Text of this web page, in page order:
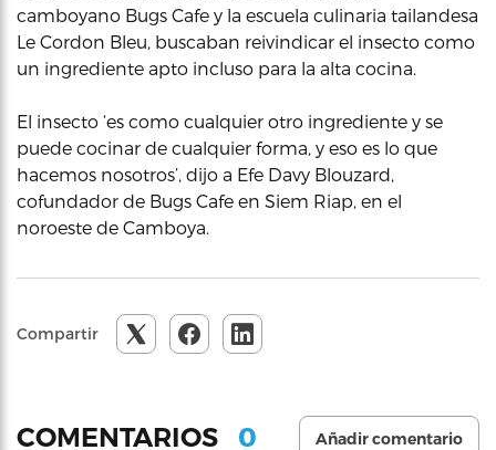
camboyano Bugs Cafe y la escuela culinaria tailandesa
Le Cordon Bleu, buscaban reivindicar el insecto como
un ingrediente apto incluso para la alta cocina.
El insecto ‘es como cualquier otro ingrediente y se
puede cocinar de cualquier forma, y eso es lo que
hacemos nosotros’, dijo a Efe Davy Blouzard,
cofundador de Bugs Cafe en Siem Riap, en el
noroeste de Camboya.
Compartir
COMENTARIOS 0 Añadir comentario